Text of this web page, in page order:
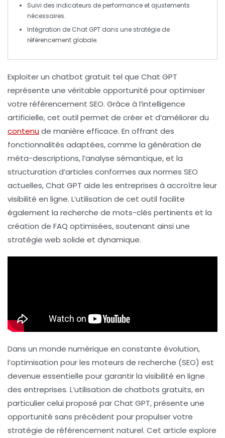
Suivi des indicateurs de performance et ajustements
nécessaires.
Intégration de Chat GPT dans une stratégie de
référencement globale.
Exploiter un chatbot gratuit tel que Chat GPT
représente une véritable opportunité pour optimiser
votre référencement SEO. Grâce à l’intelligence
artificielle, cet outil permet de créer et d’améliorer du
contenude manière efficace. En offrant des
fonctionnalités adaptées, comme la génération de
méta-descriptions, l’analyse sémantique, et la
structuration d’articles conformes aux normes SEO
actuelles, Chat GPT aide les entreprises à accroître leur
visibilité en ligne. L’utilisation de cet outil facilite
également la recherche de mots-clés pertinents et la
création de FAQ optimisées, soutenant ainsi une
stratégie web solide et dynamique.
Dans un monde numérique en constante évolution,
l’optimisation pour les moteurs de recherche (SEO) est
devenue essentielle pour garantir la visibilité en ligne
des entreprises. L’utilisation de chatbots gratuits, en
particulier celui proposé parChat GPT, présente une
opportunité sans précédent pour propulser votre
stratégie de référencement naturel. Cet article explore